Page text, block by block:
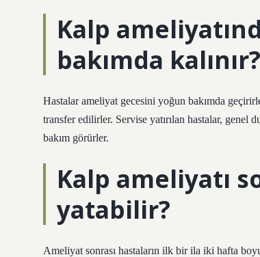
Kalp
bakımda kalınır?
Hastalar ameliyat gecesini yoğun bakımda
transfer edilirler. Servise yatırılan hastalar, genel
bakım görürler.
Kalp ameliyatı
yatabilir?
Ameliyat sonrası hastaların ilk bir ila iki hafta